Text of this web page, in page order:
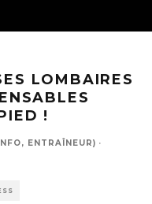
LOMBAIRES
!
ENTRAÎNEUR) ·